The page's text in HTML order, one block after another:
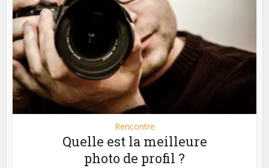
Rencontre
Quelle est la meilleure
photo de profil ?